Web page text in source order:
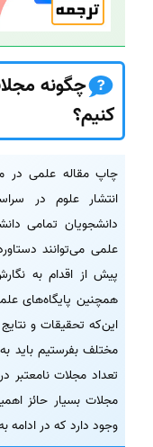
چگونه
کنیم؟
چاپ مقاله علمی در
انتشار علوم در
دانشجویان تمامی
علمی می‌توانند
پیش از اقدام به
همچنین پایگاه‌های
این‌که تحقیقات و
مختلف بفرستیم باید
تعداد مجلات
مجلات بسیار حائز
وجود دارد که در ادامه